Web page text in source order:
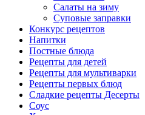
Салаты на зиму
Суповые заправки
Конкурс рецептов
Напитки
Постные блюда
Рецепты для детей
Рецепты для мультиварки
Рецепты первых блюд
Сладкие рецепты Десерты
Соус